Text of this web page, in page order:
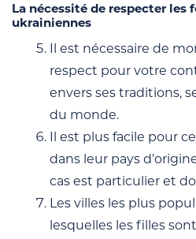
La nécessité de respecter les
ukrainiennes
Il est nécessaire de
respect pour votre
envers ses traditions,
du monde.
Il est plus facile pour
dans leur pays
cas est particulier et
Les villes les plus
lesquelles les filles